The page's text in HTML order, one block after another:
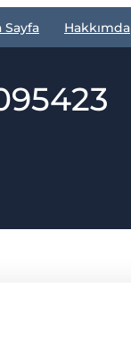
Sayfa Hakkımda